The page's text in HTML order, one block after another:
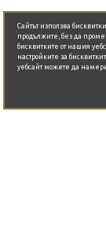
Сайтът използва
продължите, без да
бисквитките от нашия
настройките за
уебсайт можете да